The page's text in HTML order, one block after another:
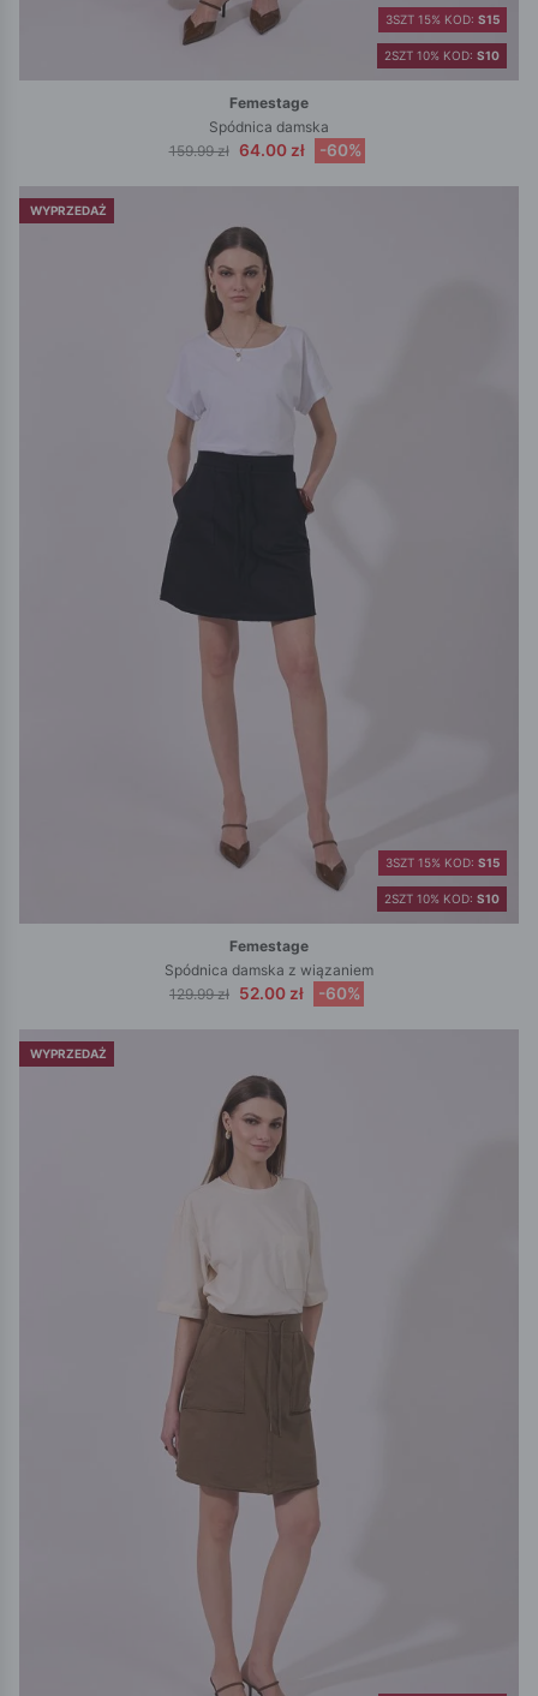
2SZT 10% KOD: S10
3SZT 15% KOD: S15
Femestage
Spódnica damska
159.99 zł 64.00 zł -60%
WYPRZEDAŻ
2SZT 10% KOD: S10
3SZT 15% KOD: S15
Femestage
Spódnica damska z wiązaniem
129.99 zł 52.00 zł -60%
WYPRZEDAŻ